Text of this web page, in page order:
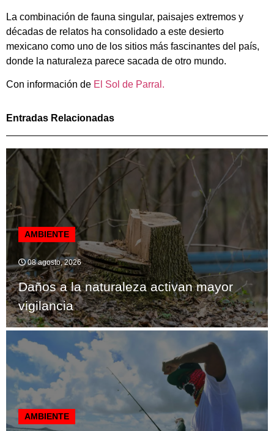
La combinación de fauna singular, paisajes extremos y
décadas de relatos ha consolidado a este desierto
mexicano como uno de los sitios más fascinantes del país,
donde la naturaleza parece sacada de otro mundo.
Con información de El Sol de Parral.
Entradas Relacionadas
AMBIENTE
08 agosto, 2026
Daños a la naturaleza activan mayor
vigilancia
AMBIENTE